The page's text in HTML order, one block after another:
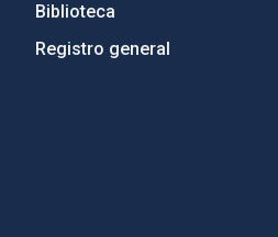
Biblioteca
Registro general